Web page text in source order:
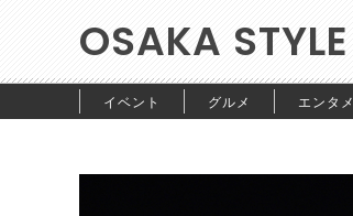
OSAKA STYLE
イベント グルメ エンタメ